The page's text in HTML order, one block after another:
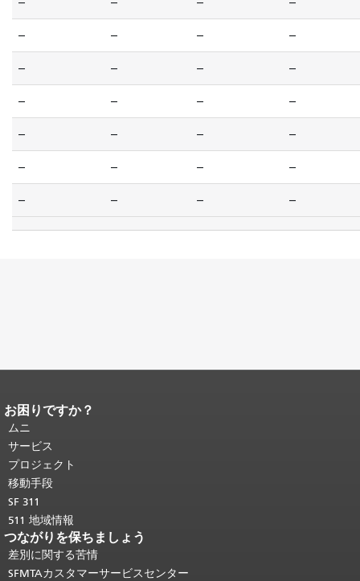
-- -- -- --
-- -- -- --
-- -- -- --
-- -- -- --
-- -- -- --
-- -- -- --
ページコンテンツの終わり。
ジの残りの部分はすべてのページで繰
り返されます。
頭に戻る。
お困りですか？
ムニ
サービス
プロジェクト
移動手段
SF 311
511 地域情報
つながりを保ちましょう
差別に関する苦情
SFMTAカスタマーサービスセンター